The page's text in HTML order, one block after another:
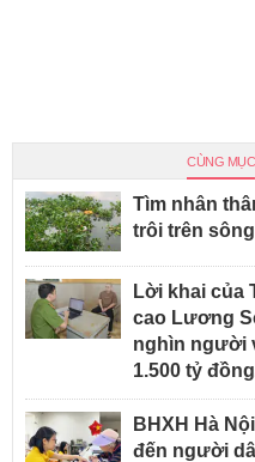
CÙNG MỤC
Tìm nhân
trôi trên
Lời khai của
cao Lương
nghìn người
1.500 tỷ
BHXH Hà
đến người